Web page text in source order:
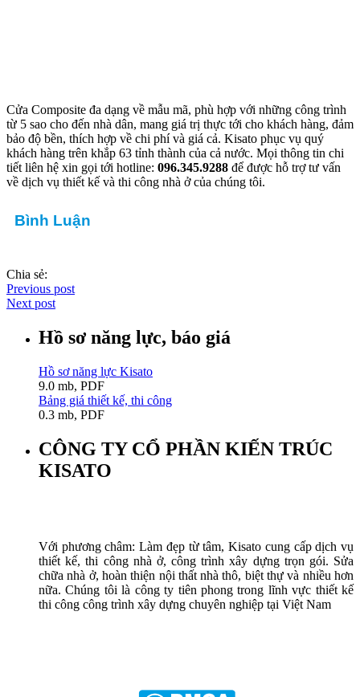
Cửa Composite đa dạng về mẫu mã, phù hợp với những công trình
từ 5 sao cho đến nhà dân, mang giá trị thực tới cho khách hàng, đảm
bảo độ bền, thích hợp về chi phí và giá cả. Kisato phục vụ quý
khách hàng trên khắp 63 tỉnh thành của cả nước. Mọi thông tin chi
tiết liên hệ xin gọi tới hotline: 096.345.9288 để được hỗ trợ tư vấn
về dịch vụ thiết kế và thi công nhà ở của chúng tôi.
Bình Luận
Chia sẻ:
Previous post
Next post
Hồ sơ năng lực, báo giá
Hồ sơ năng lực Kisato
9.0 mb, PDF
Bảng giá thiết kế, thi công
0.3 mb, PDF
CÔNG TY CỔ PHẦN KIẾN TRÚC
KISATO
Với phương châm: Làm đẹp từ tâm, Kisato cung cấp dịch vụ
thiết kế, thi công nhà ở, công trình xây dựng trọn gói. Sửa
chữa nhà ở, hoàn thiện nội thất nhà thô, biệt thự và nhiều hơn
nữa. Chúng tôi là công ty tiên phong trong lĩnh vực thiết kế
thi công công trình xây dựng chuyên nghiệp tại Việt Nam